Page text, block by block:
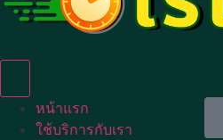
หน้าแรก
ใช้บริการกับเรา